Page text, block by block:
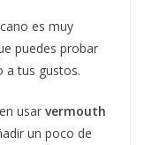
es muy
puedes probar
a tus gustos.
usar vermouth
un poco de